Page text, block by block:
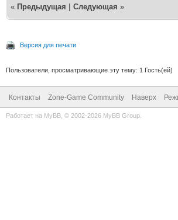
« Предыдущая Следующая »
Версия для печати
Пользователи, просматривающие эту тему: 1 Гость(ей)
Контакты Zone-Game Community Наверх
Работает на MyBB , © 2002-2026 MyBB Group